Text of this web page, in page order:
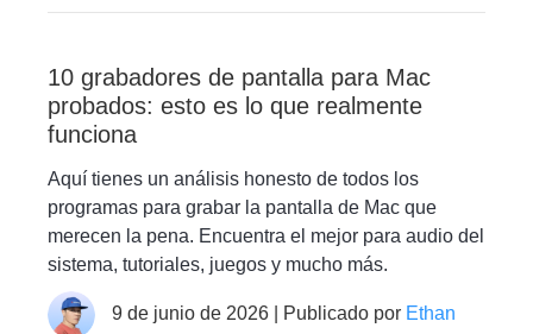
10 grabadores de pantalla para Mac
probados: esto es lo que realmente
funciona
Aquí tienes un análisis honesto de todos los
programas para grabar la pantalla de Mac que
merecen la pena. Encuentra el mejor para audio del
sistema, tutoriales, juegos y mucho más.
9 de junio de 2026 | Publicado por Ethan